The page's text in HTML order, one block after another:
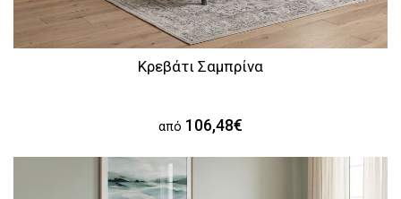
Κρεβάτι Σαμπρίνα
από 106,48€